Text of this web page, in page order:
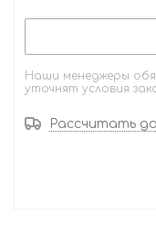
Наши менеджеры
уточнят условия
Рассчитать